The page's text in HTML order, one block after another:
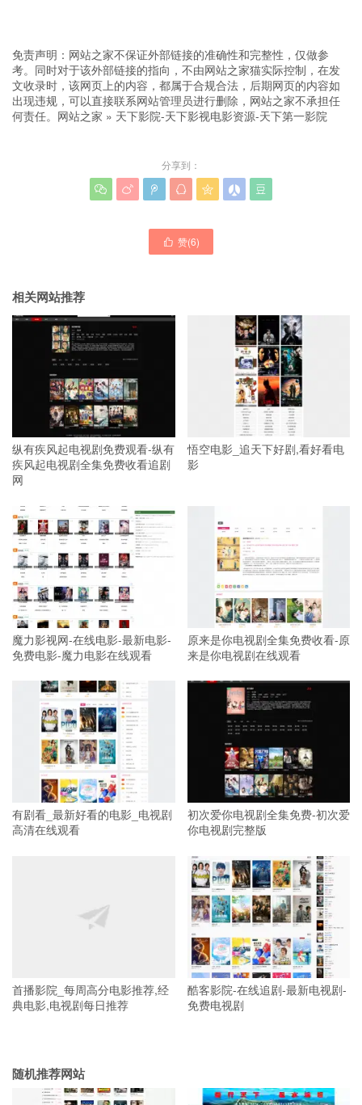
免责声明：网站之家不保证外部链接的准确性和完整性，仅做参
考。同时对于该外部链接的指向，不由网站之家猫实际控制，在发
文收录时，该网页上的内容，都属于合规合法，后期网页的内容如
出现违规，可以直接联系网站管理员进行删除，网站之家不承担任
何责任。 网站之家 » 天下影院-天下影视电影资源-天下第一影院
分享到：
      
 赞(6)
相关网站推荐
纵有疾风起电视剧免费观看-纵有
疾风起电视剧全集免费收看追剧
网
悟空电影_追天下好剧,看好看电
影
魔力影视网-在线电影-最新电影-
免费电影-魔力电影在线观看
原来是你电视剧全集免费收看-原
来是你电视剧在线观看
有剧看_最新好看的电影_电视剧
高清在线观看
初次爱你电视剧全集免费-初次爱
你电视剧完整版
首播影院_每周高分电影推荐,经
典电影,电视剧每日推荐
酷客影院-在线追剧-最新电视剧-
免费电视剧
随机推荐网站